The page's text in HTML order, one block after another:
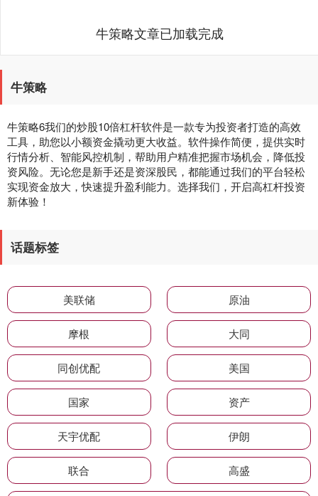
牛策略文章已加载完成
牛策略
牛策略6我们的炒股10倍杠杆软件是一款专为投资者打造的高效
工具，助您以小额资金撬动更大收益。软件操作简便，提供实时
行情分析、智能风控机制，帮助用户精准把握市场机会，降低投
资风险。无论您是新手还是资深股民，都能通过我们的平台轻松
实现资金放大，快速提升盈利能力。选择我们，开启高杠杆投资
新体验！
话题标签
美联储 原油
摩根 大同
同创优配 美国
国家 资产
天宇优配 伊朗
联合 高盛